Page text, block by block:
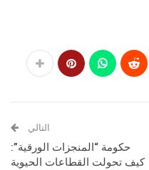
التالي
حكومة “المنجزات الورقية”:
كيف تحولت القطاعات الحيوية